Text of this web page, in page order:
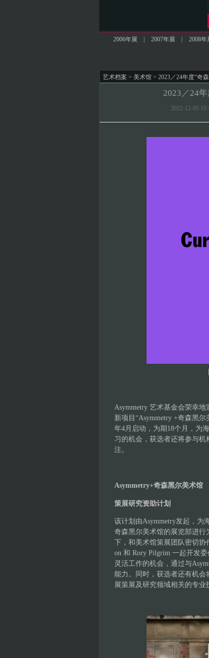
2006年展 2007年展 2008年
艺术档案 > 美术馆 > 2023／24年度“奇
2023／24
2022-12-05
Asymmetry 艺术基金会荣幸地
新项目“Asymmetry +奇森黑
年4月启动，为期18个月，为
习的机会，获选者还将参与机
注。
Asymmetry+奇森黑尔美术馆
策展研究资助计划
该计划由Asymmetry发起，为
奇森黑尔美术馆的展览部进行
下，和美术馆策展团队密切协
on 和 Rory Pilgrim 一起开发
灵活工作的机会，通过与
能力。同时，获选者还有机
展策展及研究领域相关的专业